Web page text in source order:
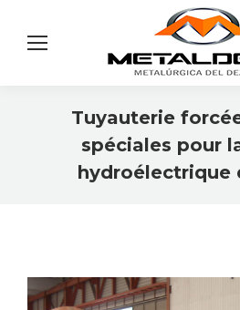
Tuyauterie
spéciales pour
hydroélectrique